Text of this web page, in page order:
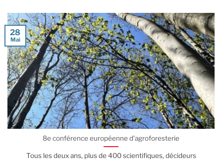
8e conférence européenne d’agroforesterie
Tous les deux ans, plus de 400 scientifiques, décideurs
28
Mai